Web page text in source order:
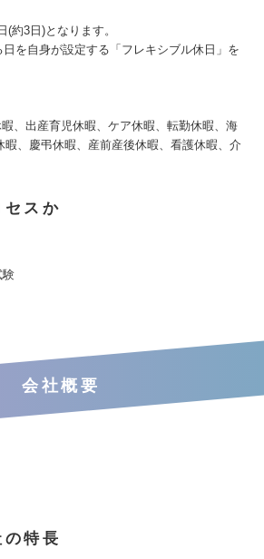
約3日)となります。
を自身が設定する「フレキシブル休日」を
、出産育児休暇、ケア休暇、転勤休暇、海
暇、慶弔休暇、産前産後休暇、看護休暇、介
セスか
験
会社概要
特長